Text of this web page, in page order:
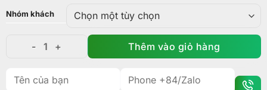
Nhóm khách
Tour Phú Quốc 4 ngày 3 đêm: Khám phá tinh hoa số
Thêm vào giỏ hàng